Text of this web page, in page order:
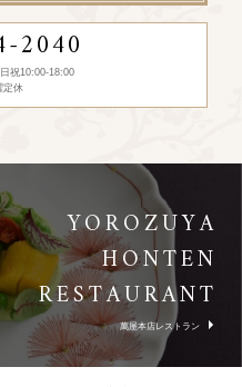
2040
祝10:00-18:00
定休
YOROZUYA
HONTEN
RESTAURANT
萬屋本店レストラン